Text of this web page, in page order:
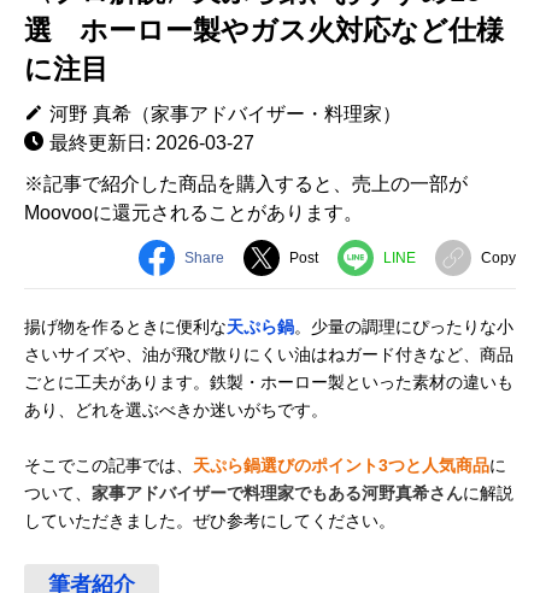
選 ホーロー製やガス火対応など仕様
に注目
河野 真希（家事アドバイザー・料理家）
最終更新日: 2026-03-27
※記事で紹介した商品を購入すると、売上の一部が
Moovooに還元されることがあります。
Share Post LINE Copy
揚げ物を作るときに便利な天ぷら鍋。少量の調理にぴったりな小
さいサイズや、油が飛び散りにくい油はねガード付きなど、商品
ごとに工夫があります。鉄製・ホーロー製といった素材の違いも
あり、どれを選ぶべきか迷いがちです。
そこでこの記事では、 天ぷら鍋選びのポイント3つと人気商品に
ついて、 家事アドバイザーで料理家でもある河野真希さんに解説
していただきました。ぜひ参考にしてください。